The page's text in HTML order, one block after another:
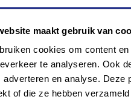
maakt gebruik van
cookies om content
te analyseren. Ook
adverteren en analyse. Deze
of die ze hebben